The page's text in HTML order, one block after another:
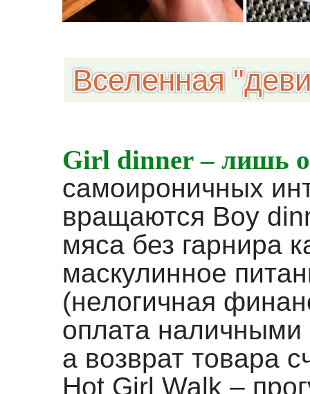
Вселенная
Girl dinner – лишь
самоироничных
вращаются Boy
мяса без гарнира
маскулинное
(нелогичная
оплата наличными
а возврат товара
Hot Girl Walk –